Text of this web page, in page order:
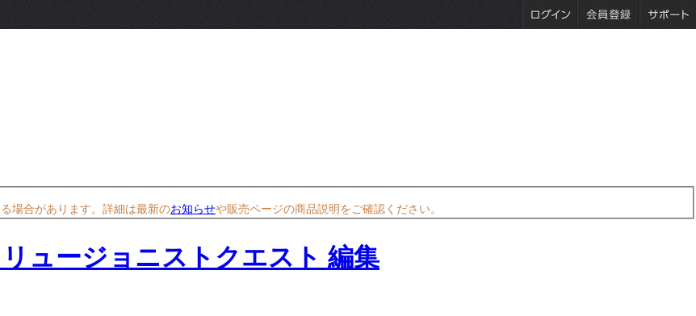
場合があります。詳細は最新のお知らせや販売ページの商品説明をご確認ください。